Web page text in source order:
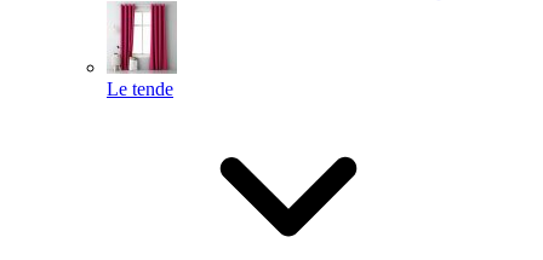
Le tende